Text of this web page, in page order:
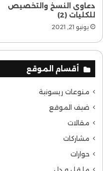
بمعاني الحرية وبالقواعد
والتوجيهات الداعمة للحرية.
أصالتها
الحرية
دعاوى النسخ والتخصيص
للكليات (2)
يونيو 21, 2021
أقسام الموقع
منوعات ريسونية
ضيف الموقع
مقالات
مشاركات
حوارات